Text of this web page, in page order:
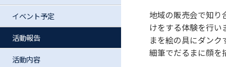
イベント予定
活動報告
活動内容
地域の販売会で知り
けをする体験を行
まを絵の具にダン
細筆でだるまに顔